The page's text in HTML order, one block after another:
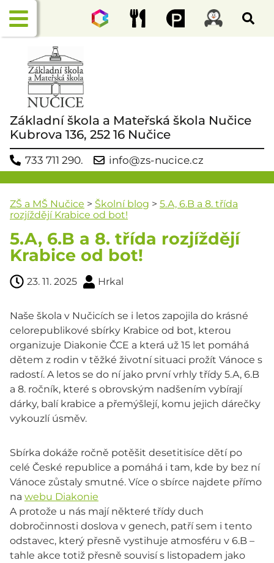
Základní škola a Mateřská škola Nučice
Kubrova 136, 252 16 Nučice
733 711 290. info@zs-nucice.cz
ZŠ a MŠ Nučice > Školní blog > 5.A, 6.B a 8. třída
rozjíždějí Krabice od bot!
5.A, 6.B a 8. třída rozjíždějí
Krabice od bot!
23. 11. 2025 Hrkal
Naše škola v Nučicích se i letos zapojila do krásné
celorepublikové sbírky Krabice od bot, kterou
organizuje Diakonie ČCE a která už 15 let pomáhá
dětem z rodin v těžké životní situaci prožít Vánoce s
radostí. A letos se do ní jako první vrhly třídy 5.A, 6.B
a 8. ročník, které s obrovským nadšením vybírají
dárky, balí krabice a přemýšlejí, komu jejich dárečky
vykouzlí úsměv.
Sbírka dokáže ročně potěšit desetitisíce dětí po
celé České republice a pomáhá i tam, kde by bez ní
Vánoce zůstaly smutné. Více o sbírce najdete přímo
na webu Diakonie
A protože u nás mají některé třídy duch
dobročinnosti doslova v genech, patří sem i tento
odstavec, který přesně vystihuje atmosféru v 6.B –
tahle akce totiž přesně souvisí s listopadem jako